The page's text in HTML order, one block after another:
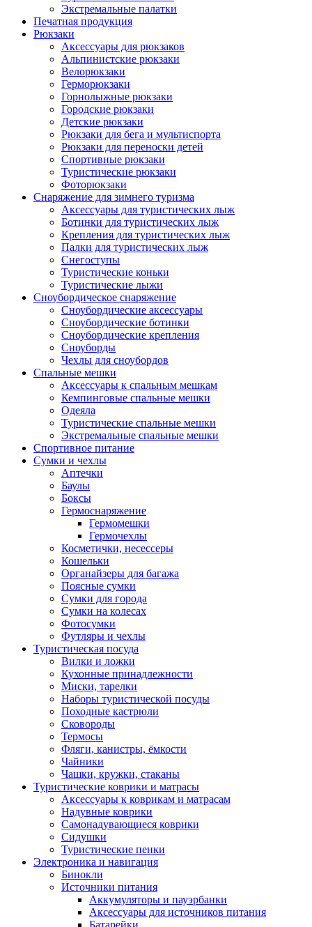
Экстремальные палатки
Печатная продукция
Рюкзаки
Аксессуары для рюкзаков
Альпинистские рюкзаки
Велорюкзаки
Герморюкзаки
Горнолыжные рюкзаки
Городские рюкзаки
Детские рюкзаки
Рюкзаки для бега и мультиспорта
Рюкзаки для переноски детей
Спортивные рюкзаки
Туристические рюкзаки
Фоторюкзаки
Снаряжение для зимнего туризма
Аксессуары для туристических лыж
Ботинки для туристических лыж
Крепления для туристических лыж
Палки для туристических лыж
Снегоступы
Туристические коньки
Туристические лыжи
Сноубордическое снаряжение
Сноубордические аксессуары
Сноубордические ботинки
Сноубордические крепления
Сноуборды
Чехлы для сноубордов
Спальные мешки
Аксессуары к спальным мешкам
Кемпинговые спальные мешки
Одеяла
Туристические спальные мешки
Экстремальные спальные мешки
Спортивное питание
Сумки и чехлы
Аптечки
Баулы
Боксы
Гермоснаряжение
Гермомешки
Гермочехлы
Косметички, несессеры
Кошельки
Органайзеры для багажа
Поясные сумки
Сумки для города
Сумки на колесах
Фотосумки
Футляры и чехлы
Туристическая посуда
Вилки и ложки
Кухонные принадлежности
Миски, тарелки
Наборы туристической посуды
Походные кастрюли
Сковороды
Термосы
Фляги, канистры, ёмкости
Чайники
Чашки, кружки, стаканы
Туристические коврики и матрасы
Аксессуары к коврикам и матрасам
Надувные коврики
Самонадувающиеся коврики
Сидушки
Туристические пенки
Электроника и навигация
Бинокли
Источники питания
Аккумуляторы и пауэрбанки
Аксессуары для источников питания
Батарейки